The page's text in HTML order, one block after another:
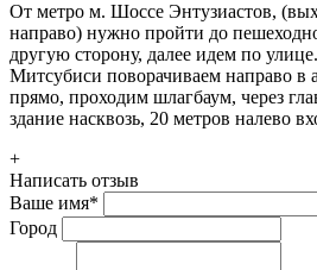
От метро м. Шоссе Энтузиастов,
направо) нужно пройти до
другую сторону, далее идем по
Митсубиси поворачиваем направо в
прямо, проходим шлагбаум, через
здание насквозь, 20 метров налево
+
Написать отзыв
Ваше имя*
Город